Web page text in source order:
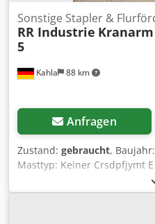
Kahla 88 km
Sonstige Stapler &
RR Industrie Kranarm
5
Anfragen
Zustand: gebraucht, Baujahr:
Masttyp: Keiner Crsdpfjymt E